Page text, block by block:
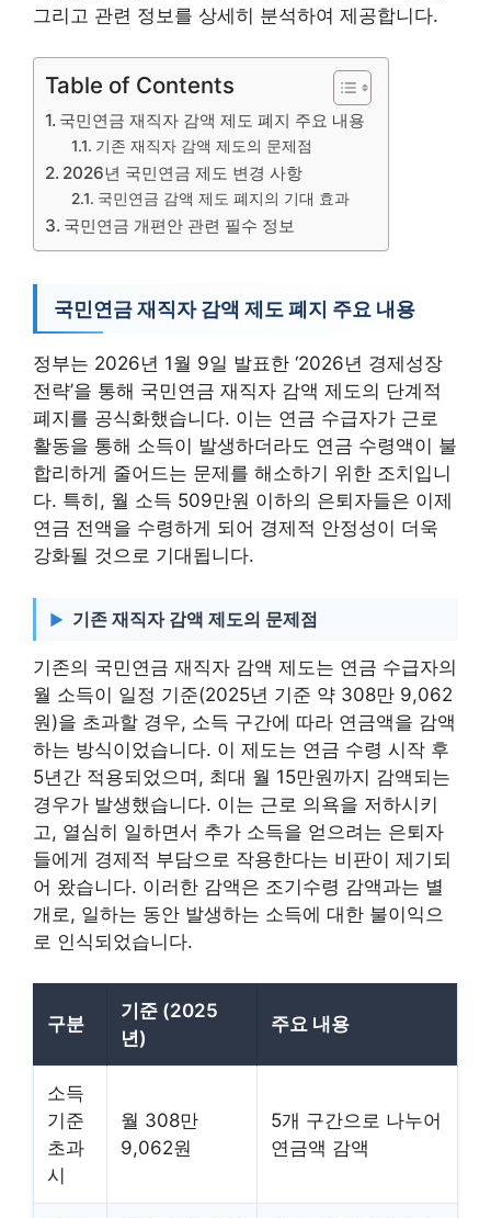
그리고 관련 정보를 상세히 분석하여 제공합니다.
Table of Contents
국민연금 재직자 감액 제도 폐지 주요 내용
기존 재직자 감액 제도의 문제점
2026년 국민연금 제도 변경 사항
국민연금 감액 제도 폐지의 기대 효과
국민연금 개편안 관련 필수 정보
국민연금 재직자 감액 제도 폐지 주요 내용
정부는 2026년 1월 9일 발표한 ‘2026년 경제성장
전략’을 통해 국민연금 재직자 감액 제도의 단계적
폐지를 공식화했습니다. 이는 연금 수급자가 근로
활동을 통해 소득이 발생하더라도 연금 수령액이 불
합리하게 줄어드는 문제를 해소하기 위한 조치입니
다. 특히, 월 소득 509만원 이하의 은퇴자들은 이제
연금 전액을 수령하게 되어 경제적 안정성이 더욱
강화될 것으로 기대됩니다.
기존 재직자 감액 제도의 문제점
기존의 국민연금 재직자 감액 제도는 연금 수급자의
월 소득이 일정 기준(2025년 기준 약 308만 9,062
원)을 초과할 경우, 소득 구간에 따라 연금액을 감액
하는 방식이었습니다. 이 제도는 연금 수령 시작 후
5년간 적용되었으며, 최대 월 15만원까지 감액되는
경우가 발생했습니다. 이는 근로 의욕을 저하시키
고, 열심히 일하면서 추가 소득을 얻으려는 은퇴자
들에게 경제적 부담으로 작용한다는 비판이 제기되
어 왔습니다. 이러한 감액은 조기수령 감액과는 별
개로, 일하는 동안 발생하는 소득에 대한 불이익으
로 인식되었습니다.
구분
기준 (2025
년)
주요 내용
소득
기준
초과
시
월 308만
9,062원
5개 구간으로 나누어
연금액 감액